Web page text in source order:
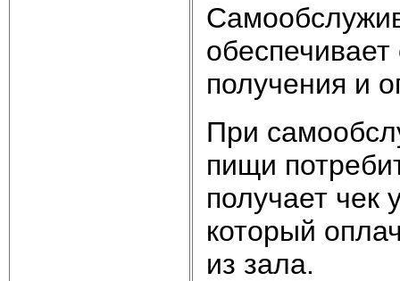
получения и
При
пищи
получает чек
который
из зала.